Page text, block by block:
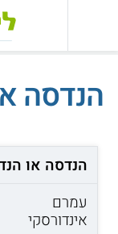
הנדסה
הנדסה או
עמרם
אינדורסקי